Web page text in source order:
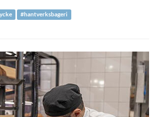
#hantverksbageri